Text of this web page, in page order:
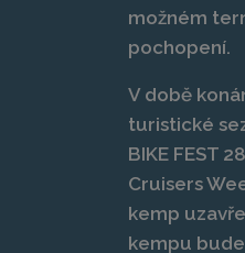
možném
pochopení.
V době
turistické
BIKE FEST
Cruisers
kemp
kempu